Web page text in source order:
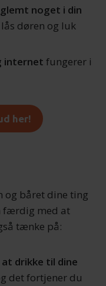
noget i din
døren og luk
internet fungerer i
her!
og båret dine ting
færdig med at
tænke på:
drikke til dine
det fortjener du